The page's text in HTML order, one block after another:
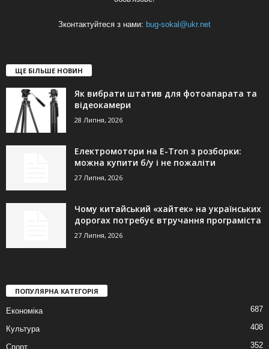
Зконтактуйтеся з нами: bug-sokal@ukr.net
ЩЕ БІЛЬШЕ НОВИН
Як вибрати штатив для фотоапарата та
відеокамери
28 Липня, 2026
Електромотори на E-Tron з розборки:
можна купити б/у і не пожаліти
27 Липня, 2026
Чому китайський «хайтек» на українських
дорогах потребує втручання програміста
27 Липня, 2026
ПОПУЛЯРНА КАТЕГОРІЯ
Економіка 687
Культура 408
Спорт 352